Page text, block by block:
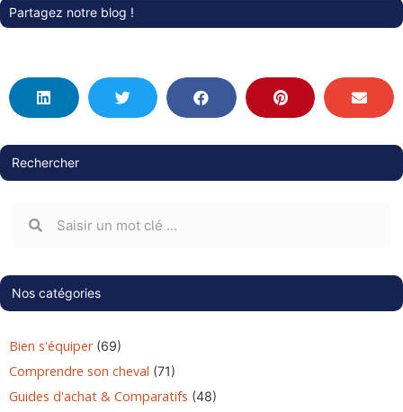
Partagez notre blog !
Rechercher
Nos catégories
Bien s'équiper(69)
Comprendre son cheval (71)
Guides d'achat & Comparatifs (48)